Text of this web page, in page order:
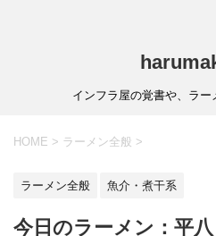
インフラ屋の覚書や、ラー
HOME > ラーメン全般 >
ラーメン全般 魚介・煮干系
今日のラーメン：平八